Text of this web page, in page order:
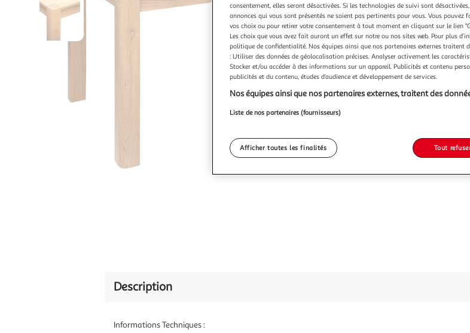
Description
Informations Techniques :
consentement, elles seront désactivées. Si les technologies de suivi sont
annonces qui vous sont présentés ne soient pas pertinents pour vous. Vous pouvez
vos choix ou pour retirer votre consentement à tout moment en cliquant sur le lien
Les choix que vous avez fait auront un effet sur notre ou nos sites web. Pour plus
politique de confidentialité. Nos équipes ainsi que nos partenaires externes traitent
: Utiliser des données de géolocalisation précises. Analyser activement les
Stocker et/ou accéder à des informations sur un appareil. Publicités et contenu
publicités et du contenu, études d’audience et développement de services.
Nos équipes ainsi que nos partenaires externes, traitent des
Liste de nos partenaires (fournisseurs)
Afficher toutes les finalités Tout